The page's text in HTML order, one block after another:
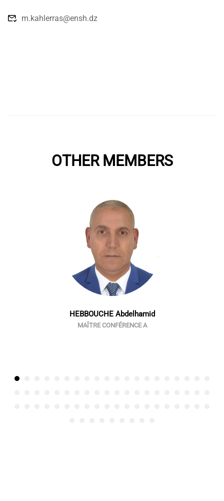
m.kahlerras@ensh.dz
OTHER MEMBERS
HEBBOUCHE Abdelhamid
MAÎTRE CONFÉRENCE A